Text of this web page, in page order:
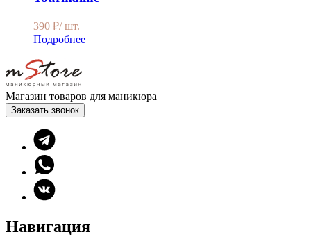
390 ₽/ шт.
Подробнее
Магазин товаров для маникюра
Заказать звонок
Навигация